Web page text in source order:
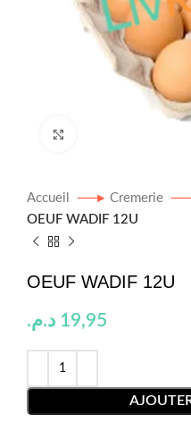
Accueil Cremerie
OEUF WADIF 12U
OEUF WADIF 12U
19,95 د.م.